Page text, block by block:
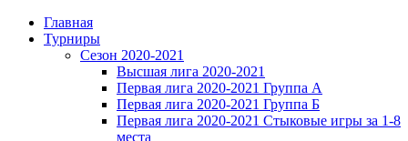
Главная
Турниры
Сезон 2020-2021
Высшая лига 2020-2021
Первая лига 2020-2021 Группа А
Первая лига 2020-2021 Группа Б
Первая лига 2020-2021 Стыковые игры за 1-8
места